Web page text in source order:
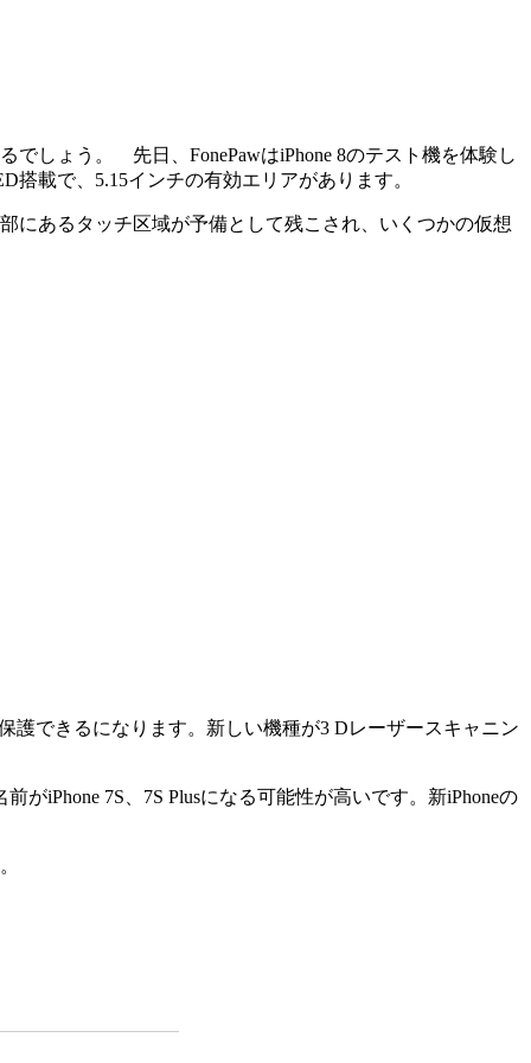
でしょう。 先日、FonePawはiPhone 8のテスト機を体験し
載で、5.15インチの有効エリアがあります。
にあるタッチ区域が予備として残こされ、いくつかの仮想
護できるになります。新しい機種が3 Dレーザースキャニン
iPhone 7S、7S Plusになる可能性が高いです。新iPhoneの